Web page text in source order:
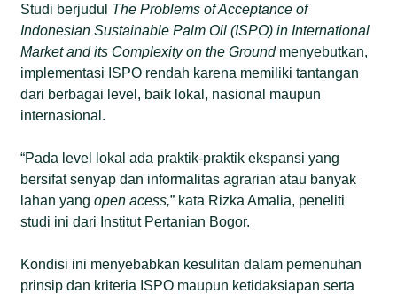
Studi berjudul The Problems of Acceptance of
Indonesian Sustainable Palm Oil (ISPO) in International
Market and its Complexity on the Groundmenyebutkan,
implementasi ISPO rendah karena memiliki tantangan
dari berbagai level, baik lokal, nasional maupun
internasional.
“Pada level lokal ada praktik-praktik ekspansi yang
bersifat senyap dan informalitas agrarian atau banyak
lahan yangopen acess,” kata Rizka Amalia, peneliti
studi ini dari Institut Pertanian Bogor.
Kondisi ini menyebabkan kesulitan dalam pemenuhan
prinsip dan kriteria ISPO maupun ketidaksiapan serta